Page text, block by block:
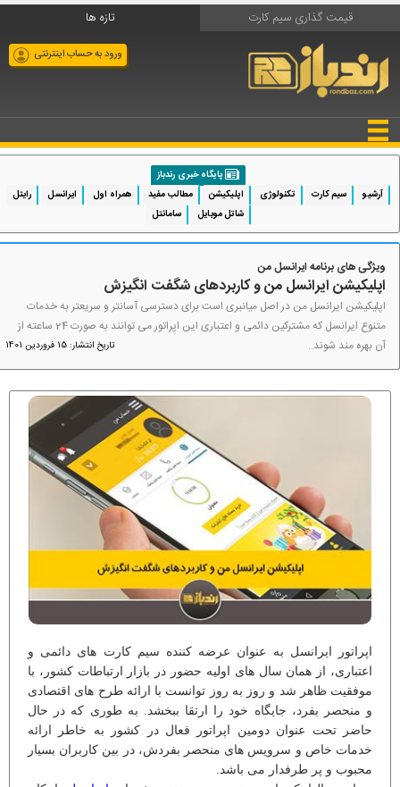
قیمت گذاری سیم کارت تازه ها
ورود به حساب اینترنتی
پایگاه خبری رندباز
آرشیو
سیم کارت تکنولوژی اپلیکیشن مطالب مفید همراه اول ایرانسل
رایتل
شاتل موبایل
سامانتل
ویژگی های برنامه ایرانسل من
اپلیکیشن ایرانسل من و کاربردهای شگفت انگیزش
اپلیکیشن ایرانسل من در اصل میانبری است برای دسترسی آسانتر و سریعتر به خدمات
متنوع ایرانسل که مشترکین دائمی و اعتباری این اپراتور می توانند به صورت 24 ساعته از
آن بهره مند شوند..
تاریخ انتشار: 15 فروردین 1401
اپراتور ایرانسل به عنوان عرضه کننده سیم کارت های دائمی و
اعتباری، از همان سال های اولیه حضور در بازار ارتباطات کشور، با
موفقیت ظاهر شد و روز به روز توانست با ارائه طرح های اقتصادی
و منحصر بفرد، جایگاه خود را ارتقا ببخشد. به طوری که در حال
حاضر تحت عنوان دومین اپراتور فعال در کشور به خاطر ارائه
خدمات خاص و سرویس های منحصر بفردش، در بین کاربران بسیار
محبوب و پر طرفدار می باشد.